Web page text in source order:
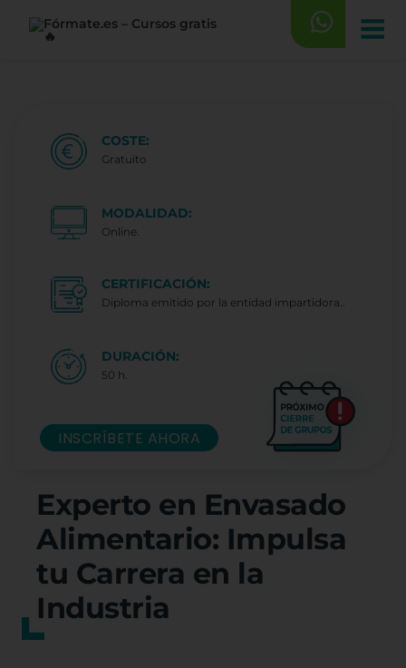
Experto en Envasado
Alimentario: Impulsa
tu Carrera en la
Industria
COSTE:
Gratuito
MODALIDAD:
Online.
CERTIFICACIÓN:
Diploma emitido por la entidad impartidora..
DURACIÓN:
50 h.
INSCRÍBETE AHORA